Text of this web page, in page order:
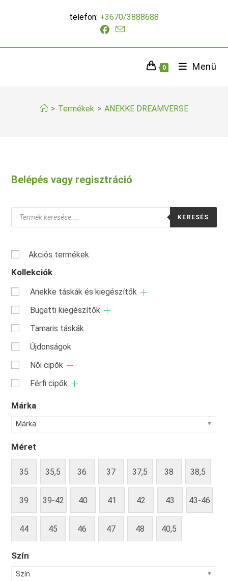
telefon: +3670/3888688
0 Menü
> Termékek > ANEKKE DREAMVERSE
Belépés vagy regisztráció
Products
search
KERESÉS
Akciós termékek
Kollekciók
Anekke táskák és kiegészítők
Bugatti kiegészítők
Tamaris táskák
Újdonságok
Női cipők
Férfi cipők
Márka
Márka
Méret
35 35,5 36 37 37,5 38 38,5
39 39-42 40 41 42 43 43-46
44 45 46 47 48 40,5
Szín
Szín